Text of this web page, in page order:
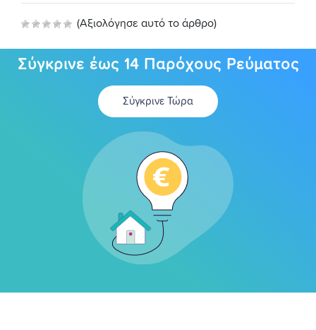
(Αξιολόγησε αυτό το άρθρο)
Σύγκρινε έως 14 Παρόχους Ρεύματος
Σύγκρινε Τώρα